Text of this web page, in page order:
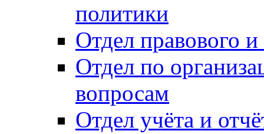
политики
Отдел правового
Отдел по
вопросам
Отдел учёта и